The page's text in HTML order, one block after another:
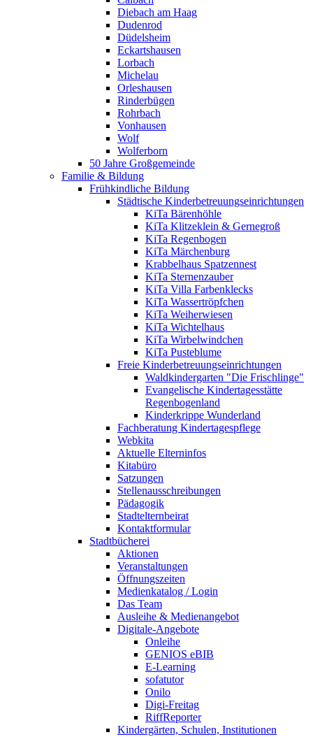
Diebach am Haag
Dudenrod
Düdelsheim
Eckartshausen
Lorbach
Michelau
Orleshausen
Rinderbügen
Rohrbach
Vonhausen
Wolf
Wolferborn
50 Jahre Großgemeinde
Familie & Bildung
Frühkindliche Bildung
Städtische Kinderbetreuungseinrichtungen
KiTa Bärenhöhle
KiTa Klitzeklein & Gernegroß
KiTa Regenbogen
KiTa Märchenburg
Krabbelhaus Spatzennest
KiTa Sternenzauber
KiTa Villa Farbenklecks
KiTa Wassertröpfchen
KiTa Weiherwiesen
KiTa Wichtelhaus
KiTa Wirbelwindchen
KiTa Pusteblume
Freie Kinderbetreuungseinrichtungen
Waldkindergarten "Die Frischlinge"
Evangelische Kindertagesstätte
Regenbogenland
Kinderkrippe Wunderland
Fachberatung Kindertagespflege
Webkita
Aktuelle Elterninfos
Kitabüro
Satzungen
Stellenausschreibungen
Pädagogik
Stadtelternbeirat
Kontaktformular
Stadtbücherei
Aktionen
Veranstaltungen
Öffnungszeiten
Medienkatalog / Login
Das Team
Ausleihe & Medienangebot
Digitale-Angebote
Onleihe
GENIOS eBIB
E-Learning
sofatutor
Onilo
Digi-Freitag
RiffReporter
Kindergärten, Schulen, Institutionen